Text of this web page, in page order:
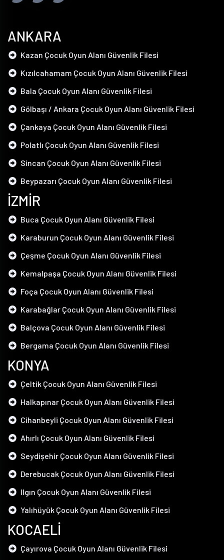
ANKARA
Kazan Çocuk Oyun Alanı Güvenlik Filesi
Kızılcahamam Çocuk Oyun Alanı Güvenlik Filesi
Bala Çocuk Oyun Alanı Güvenlik Filesi
Gölbaşı / Ankara Çocuk Oyun Alanı Güvenlik Filesi
Çankaya Çocuk Oyun Alanı Güvenlik Filesi
Polatlı Çocuk Oyun Alanı Güvenlik Filesi
Sincan Çocuk Oyun Alanı Güvenlik Filesi
Beypazarı Çocuk Oyun Alanı Güvenlik Filesi
İZMİR
Buca Çocuk Oyun Alanı Güvenlik Filesi
Karaburun Çocuk Oyun Alanı Güvenlik Filesi
Çeşme Çocuk Oyun Alanı Güvenlik Filesi
Kemalpaşa Çocuk Oyun Alanı Güvenlik Filesi
Foça Çocuk Oyun Alanı Güvenlik Filesi
Karabağlar Çocuk Oyun Alanı Güvenlik Filesi
Balçova Çocuk Oyun Alanı Güvenlik Filesi
Bergama Çocuk Oyun Alanı Güvenlik Filesi
KONYA
Çeltik Çocuk Oyun Alanı Güvenlik Filesi
Halkapınar Çocuk Oyun Alanı Güvenlik Filesi
Cihanbeyli Çocuk Oyun Alanı Güvenlik Filesi
Ahırlı Çocuk Oyun Alanı Güvenlik Filesi
Seydişehir Çocuk Oyun Alanı Güvenlik Filesi
Derebucak Çocuk Oyun Alanı Güvenlik Filesi
Ilgın Çocuk Oyun Alanı Güvenlik Filesi
Yalıhüyük Çocuk Oyun Alanı Güvenlik Filesi
KOCAELİ
Çayırova Çocuk Oyun Alanı Güvenlik Filesi